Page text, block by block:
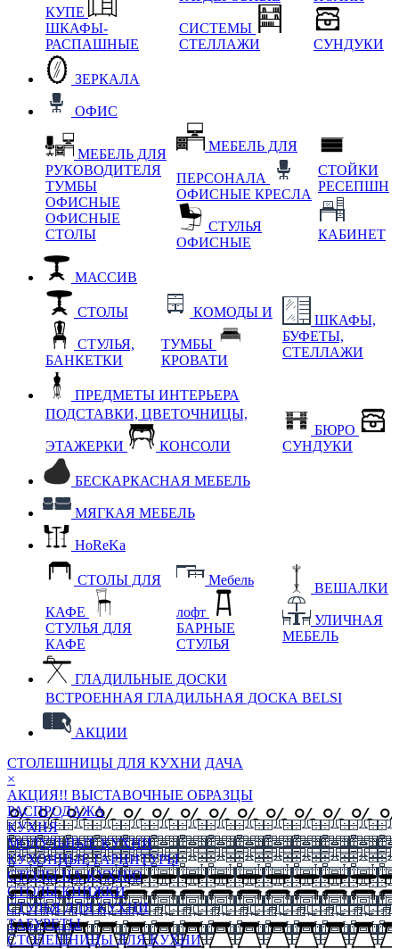
КУПЕ
ШКАФЫ-
РАСПАШНЫЕ
СИСТЕМЫ
СТЕЛЛАЖИ
СУНДУКИ
ЗЕРКАЛА
ОФИС
МЕБЕЛЬ ДЛЯ
РУКОВОДИТЕЛЯ
ТУМБЫ
ОФИСНЫЕ
ОФИСНЫЕ
СТОЛЫ
МЕБЕЛЬ ДЛЯ
ПЕРСОНАЛА
ОФИСНЫЕ КРЕСЛА
СТУЛЬЯ
ОФИСНЫЕ
СТОЙКИ
РЕСЕПШН
КАБИНЕТ
МАССИВ
СТОЛЫ
СТУЛЬЯ,
БАНКЕТКИ
КОМОДЫ И
ТУМБЫ
КРОВАТИ
ШКАФЫ,
БУФЕТЫ,
СТЕЛЛАЖИ
ПРЕДМЕТЫ ИНТЕРЬЕРА
ПОДСТАВКИ, ЦВЕТОЧНИЦЫ,
ЭТАЖЕРКИ КОНСОЛИ
БЮРО
СУНДУКИ
БЕСКАРКАСНАЯ МЕБЕЛЬ
МЯГКАЯ МЕБЕЛЬ
HoReKa
СТОЛЫ ДЛЯ
КАФЕ
СТУЛЬЯ ДЛЯ
КАФЕ
Мебель
лофт
БАРНЫЕ
СТУЛЬЯ
ВЕШАЛКИ
УЛИЧНАЯ
МЕБЕЛЬ
ГЛАДИЛЬНЫЕ ДОСКИ
ВСТРОЕННАЯ ГЛАДИЛЬНАЯ ДОСКА BELSI
АКЦИИ
СТОЛЕШНИЦЫ ДЛЯ КУХНИ ДАЧА
×
АКЦИЯ!! ВЫСТАВОЧНЫЕ ОБРАЗЦЫ
РАСПРОДАЖА
КУХНЯ
МОДУЛЬНЫЕ КУХНИ
КУХОННЫЕ ГАРНИТУРЫ
СТОЛЫ НА КУХНЮ
СТОЛЫ КНИЖКИ
СТУЛЬЯ ДЛЯ КУХНИ
ТАБУРЕТЫ
СТОЛЕШНИЦЫ ДЛЯ КУХНИ